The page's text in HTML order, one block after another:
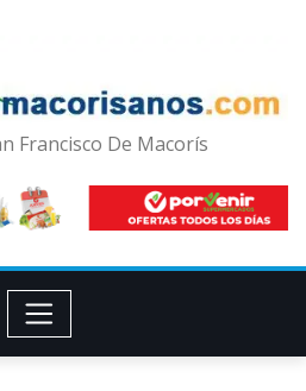
Francisco De Macorís